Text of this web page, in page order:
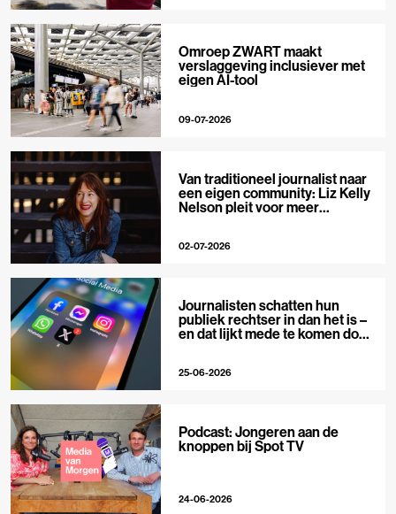
Omroep ZWART maakt
verslaggeving inclusiever met
eigen AI-tool
09-07-2026
Van traditioneel journalist naar
een eigen community: Liz Kelly
Nelson pleit voor meer
02-07-2026
Journalisten schatten hun
publiek rechtser in dan het is –
en dat lijkt mede te komen door
25-06-2026
Podcast: Jongeren aan de
knoppen bij Spot TV
24-06-2026